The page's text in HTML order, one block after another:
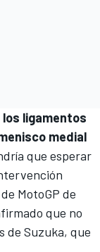
los ligamentos
medial
que esperar
MotoGP de
que no
de Suzuka, que